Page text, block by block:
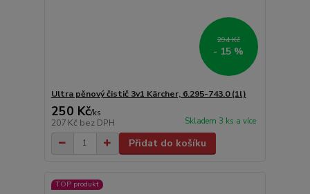
294 Kč
- 15 %
Ultra pěnový čistič 3v1 Kärcher, 6.295-743.0 (1l)
250 Kč/ks
207 Kč bez DPH Skladem 3 ks a více
Přidat do košíku
TOP produkt